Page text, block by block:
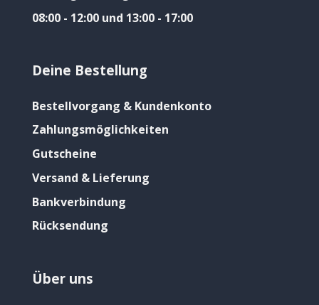
08:00 - 12:00 und 13:00 - 17:00
Deine Bestellung
Bestellvorgang & Kundenkonto
Zahlungsmöglichkeiten
Gutscheine
Versand & Lieferung
Bankverbindung
Rücksendung
Über uns